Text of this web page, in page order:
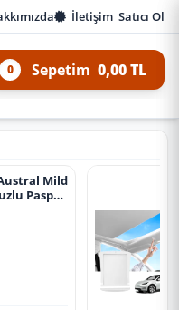
İletişim Satıcı Ol
0 Sepetim 0,00 TL
Mild
Paspas